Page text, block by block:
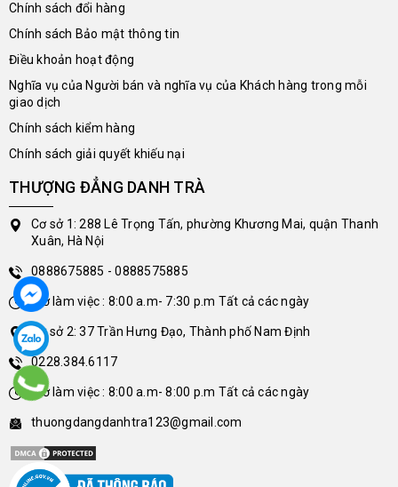
Chính sách đổi hàng
Chính sách Bảo mật thông tin
Điều khoản hoạt động
Nghĩa vụ của Người bán và nghĩa vụ của Khách hàng trong mỗi
giao dịch
Chính sách kiểm hàng
Chính sách giải quyết khiếu nại
THƯỢNG ĐẲNG DANH TRÀ
Cơ sở 1: 288 Lê Trọng Tấn, phường Khương Mai, quận Thanh
Xuân, Hà Nội
0888675885 - 0888575885
Giờ làm việc : 8:00 a.m- 7:30 p.m Tất cả các ngày
Cơ sở 2: 37 Trần Hưng Đạo, Thành phố Nam Định
0228.384.6117
Giờ làm việc : 8:00 a.m- 8:00 p.m Tất cả các ngày
thuongdangdanhtra123@gmail.com